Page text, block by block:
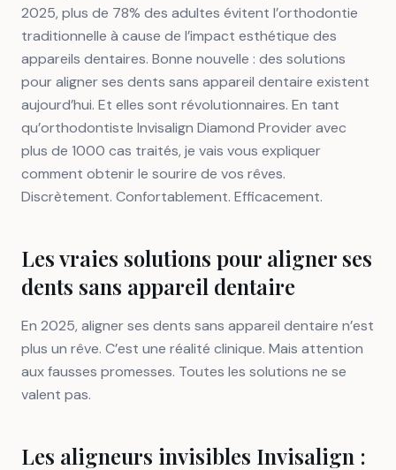
2025, plus de 78% des adultes évitent l’orthodontie
traditionnelle à cause de l’impact esthétique des
appareils dentaires. Bonne nouvelle : des solutions
pour aligner ses dents sans appareil dentaire existent
aujourd’hui. Et elles sont révolutionnaires. En tant
qu’orthodontiste Invisalign Diamond Provider avec
plus de 1000 cas traités, je vais vous expliquer
comment obtenir le sourire de vos rêves.
Discrètement. Confortablement. Efficacement.
Les vraies solutions pour aligner ses
dents sans appareil dentaire
En 2025, aligner ses dents sans appareil dentaire n’est
plus un rêve. C’est une réalité clinique. Mais attention
aux fausses promesses. Toutes les solutions ne se
valent pas.
Les aligneurs invisibles Invisalign :